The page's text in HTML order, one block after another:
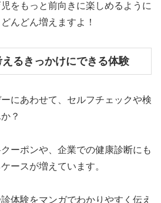
をもっと前向きに楽しめるように
んどん増えますよ！
るきっかけにできる体験
にあわせて、セルフチェックや検
？
ーポンや、企業での健康診断にも
ースが増えています。
体験をマンガでわかりやすく伝え